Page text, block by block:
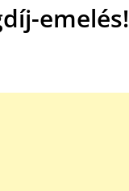
emelés!